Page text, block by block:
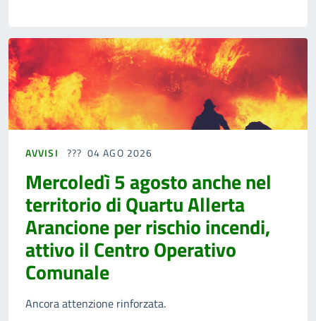
AVVISI 04 AGO 2026
Mercoledì 5 agosto anche nel
territorio di Quartu Allerta
Arancione per rischio incendi,
attivo il Centro Operativo
Comunale
Ancora attenzione rinforzata.